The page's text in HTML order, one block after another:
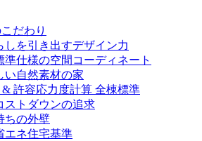
だわり
しを引き出すデザイン力
準仕様の空間コーディネート
い自然素材の家
許容応力度計算 全棟標準
ストダウンの追求
ちの外壁
エネ住宅基準